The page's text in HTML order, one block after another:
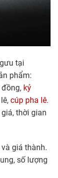
tại
phẩm:
kỷ
cúp pha lê.
thời gian
giá thành.
số lượng